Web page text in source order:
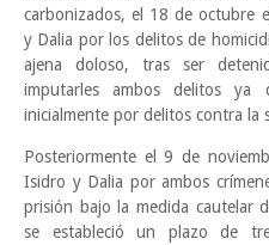
carbonizados, el 18 de octubre
y Dalia por los delitos de
ajena doloso, tras ser
imputarles ambos delitos ya
inicialmente por delitos contra la
Posteriormente el 9 de
Isidro y Dalia por ambos
prisión bajo la medida cautelar
se estableció un plazo de